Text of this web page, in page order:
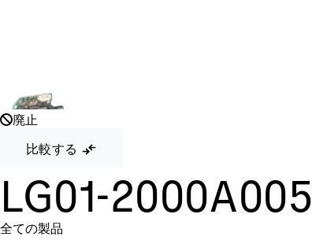
廃止
比較する
LG01-2000A005
全ての製品